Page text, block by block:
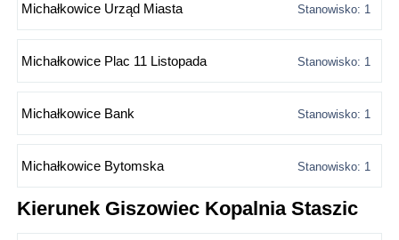
Michałkowice Urząd Miasta Stanowisko: 1
Michałkowice Plac 11 Listopada Stanowisko: 1
Michałkowice Bank Stanowisko: 1
Michałkowice Bytomska Stanowisko: 1
Kierunek Giszowiec Kopalnia Staszic